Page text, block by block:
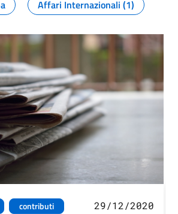
Affari Internazionali (1)
contributi 29/12/2020